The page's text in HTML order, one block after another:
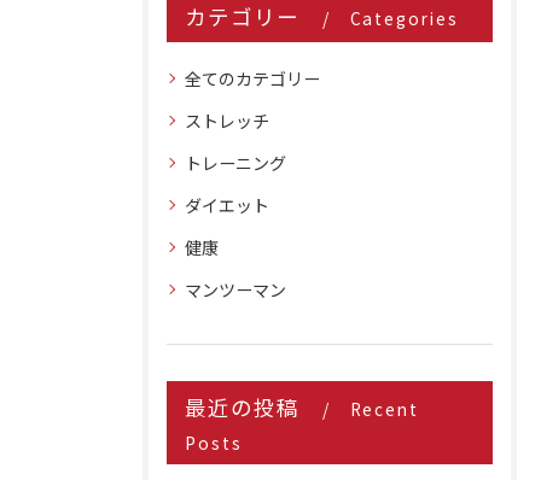
カテゴリー Categories
全てのカテゴリー
ストレッチ
トレーニング
ダイエット
健康
マンツーマン
最近の投稿
Recent
Posts